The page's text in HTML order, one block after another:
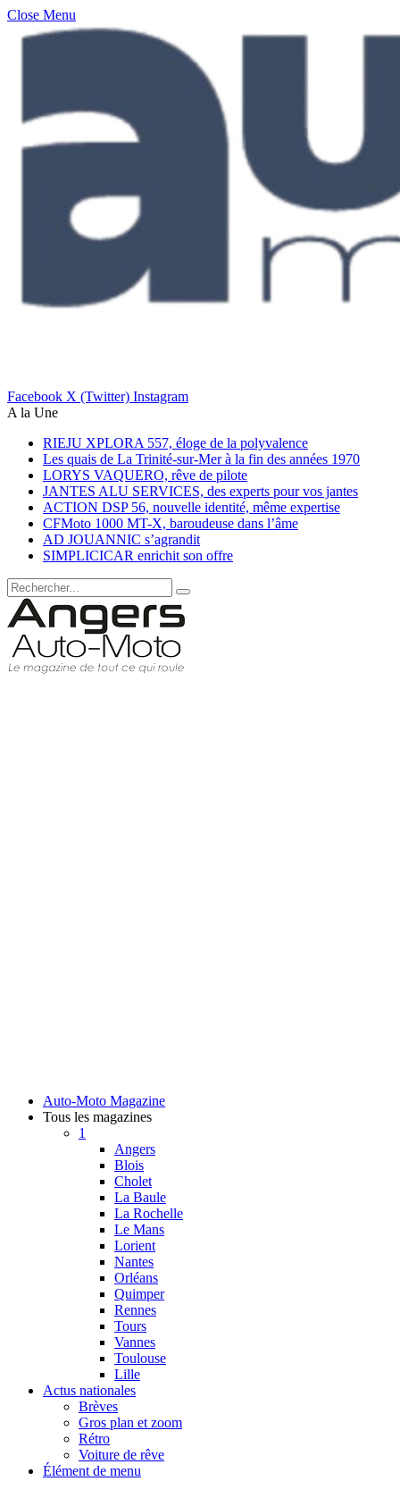
Close Menu
Facebook X (Twitter) Instagram
A la Une
RIEJU XPLORA 557, éloge de la polyvalence
Les quais de La Trinité-sur-Mer à la fin des années 1970
LORYS VAQUERO, rêve de pilote
JANTES ALU SERVICES, des experts pour vos jantes
ACTION DSP 56, nouvelle identité, même expertise
CFMoto 1000 MT-X, baroudeuse dans l’âme
AD JOUANNIC s’agrandit
SIMPLICICAR enrichit son offre
Auto-Moto Magazine
Tous les magazines
1
Angers
Blois
Cholet
La Baule
La Rochelle
Le Mans
Lorient
Nantes
Orléans
Quimper
Rennes
Tours
Vannes
Toulouse
Lille
Actus nationales
Brèves
Gros plan et zoom
Rétro
Voiture de rêve
Élément de menu